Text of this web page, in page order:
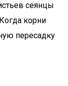
сеянцы
корни
пересадку